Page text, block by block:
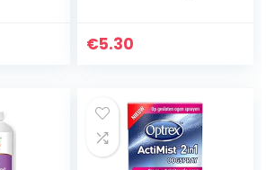
€5.30